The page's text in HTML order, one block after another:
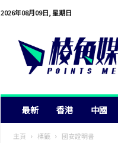
2026年08月09日, 星期日
最新 香港 中國
主頁 標籤 國安證明書